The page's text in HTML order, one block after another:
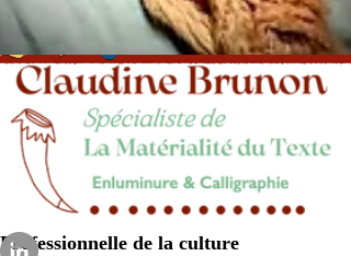
Professionnelle de la culture